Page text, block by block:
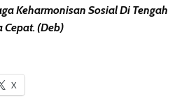
Keharmonisan Sosial Di Tengah
Cepat. (deb)
X